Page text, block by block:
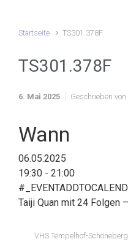
Startseite TS301.378F
TS301.378F
6. Mai 2025 Geschrieben von
Wann
06.05.2025
19:30 - 21:00
Taiji Quan mit 24 Folgen
VHS Tempelhof-Schöneberg